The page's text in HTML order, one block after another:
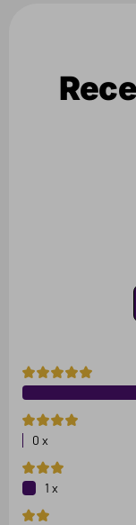
5
hviezdičiek
4
hviezdičky
0 x
3
hviezdičky
1 x
2